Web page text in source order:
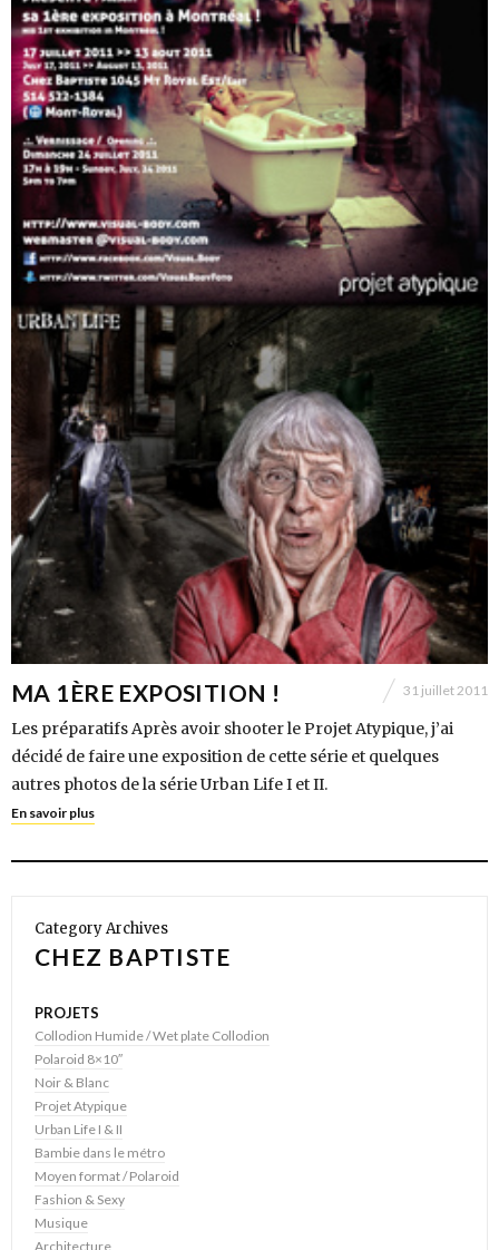
MA 1ÈRE EXPOSITION ! 31 juillet 2011
Les préparatifs Après avoir shooter le Projet Atypique, j’ai
décidé de faire une exposition de cette série et quelques
autres photos de la série Urban Life I et II.
En savoir plus
Category Archives
CHEZ BAPTISTE
PROJETS
Collodion Humide / Wet plate Collodion
Polaroid 8×10″
Noir & Blanc
Projet Atypique
Urban Life I & II
Bambie dans le métro
Moyen format / Polaroid
Fashion & Sexy
Musique
Architecture